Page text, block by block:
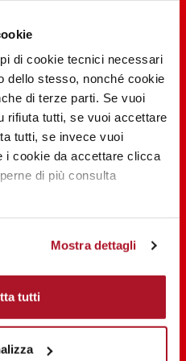
di cookie tecnici necessari
dello stesso, nonché cookie
di terze parti. Se vuoi
rifiuta tutti, se vuoi accettare
tutti, se invece vuoi
i cookie da accettare clicca
di più consulta
Mostra dettagli
tutti
#EVERYDAYDIVA
Milano, iscriviti alla newsletter!